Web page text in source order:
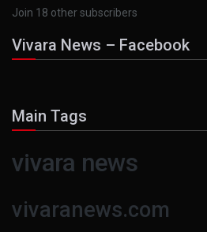
Join 18 other subscribers
Vivara News – Facebook
Main Tags
vivara news
vivaranews.com